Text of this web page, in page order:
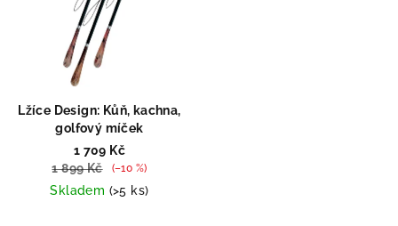
Lžíce Design: Kůň, kachna,
golfový míček
1 709 Kč
1 899 Kč
(–10 %)
Skladem (>5 ks)